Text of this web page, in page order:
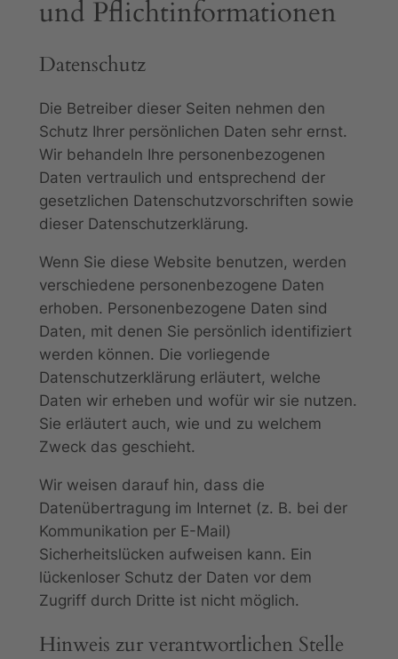
und Pflicht­informationen
Datenschutz
Die Betreiber dieser Seiten nehmen den
Schutz Ihrer persönlichen Daten sehr ernst.
Wir behandeln Ihre personenbezogenen
Daten vertraulich und entsprechend der
gesetzlichen Datenschutzvorschriften sowie
dieser Datenschutzerklärung.
Wenn Sie diese Website benutzen, werden
verschiedene personenbezogene Daten
erhoben. Personenbezogene Daten sind
Daten, mit denen Sie persönlich identifiziert
werden können. Die vorliegende
Datenschutzerklärung erläutert, welche
Daten wir erheben und wofür wir sie nutzen.
Sie erläutert auch, wie und zu welchem
Zweck das geschieht.
Wir weisen darauf hin, dass die
Datenübertragung im Internet (z. B. bei der
Kommunikation per E-Mail)
Sicherheitslücken aufweisen kann. Ein
lückenloser Schutz der Daten vor dem
Zugriff durch Dritte ist nicht möglich.
Hinweis zur verantwortlichen Stelle